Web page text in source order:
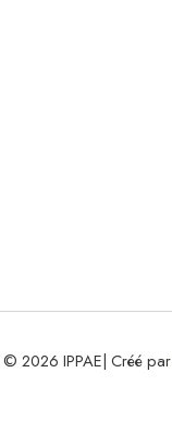
2026 IPPAE| Créé par